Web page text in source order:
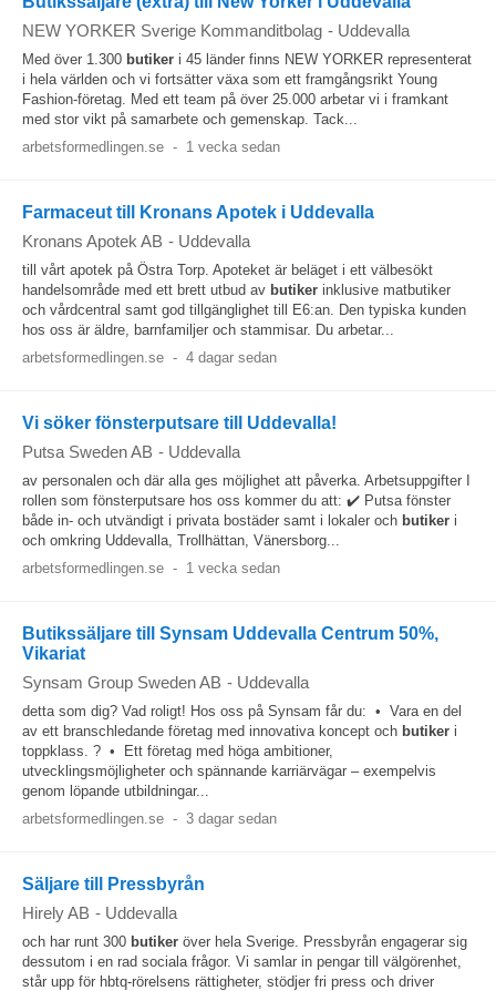
NEW YORKER Sverige Kommanditbolag - Uddevalla
Med över 1.300 butiker i 45 länder finns NEW YORKER representerat
i hela världen och vi fortsätter växa som ett framgångsrikt Young
Fashion-företag. Med ett team på över 25.000 arbetar vi i framkant
med stor vikt på samarbete och gemenskap. Tack...
arbetsformedlingen.se - 1 vecka sedan
Farmaceut till Kronans Apotek i Uddevalla
Kronans Apotek AB - Uddevalla
till vårt apotek på Östra Torp. Apoteket är beläget i ett välbesökt
handelsområde med ett brett utbud av butiker inklusive matbutiker
och vårdcentral samt god tillgänglighet till E6:an. Den typiska kunden
hos oss är äldre, barnfamiljer och stammisar. Du arbetar...
arbetsformedlingen.se - 4 dagar sedan
Vi söker fönsterputsare till Uddevalla!
Putsa Sweden AB - Uddevalla
av personalen och där alla ges möjlighet att påverka. Arbetsuppgifter I
rollen som fönsterputsare hos oss kommer du att: ✔️ Putsa fönster
både in- och utvändigt i privata bostäder samt i lokaler och butiker i
och omkring Uddevalla, Trollhättan, Vänersborg...
arbetsformedlingen.se - 1 vecka sedan
Butikssäljare till Synsam Uddevalla Centrum 50%,
Vikariat
Synsam Group Sweden AB - Uddevalla
detta som dig? Vad roligt! Hos oss på Synsam får du: • Vara en del
av ett branschledande företag med innovativa koncept och butiker i
toppklass. ? • Ett företag med höga ambitioner,
utvecklingsmöjligheter och spännande karriärvägar – exempelvis
genom löpande utbildningar...
arbetsformedlingen.se - 3 dagar sedan
Säljare till Pressbyrån
Hirely AB - Uddevalla
och har runt 300 butiker över hela Sverige. Pressbyrån engagerar sig
dessutom i en rad sociala frågor. Vi samlar in pengar till välgörenhet,
står upp för hbtq-rörelsens rättigheter, stödjer fri press och driver